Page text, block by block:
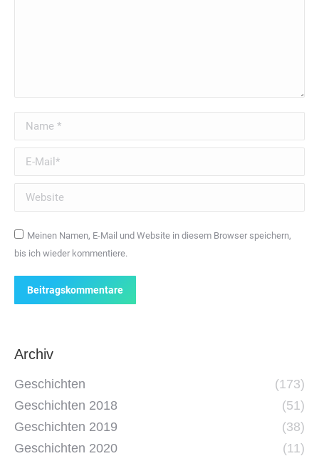
Name *
E-Mail *
Website
Meinen Namen, E-Mail und Website in diesem Browser speichern,
bis ich wieder kommentiere.
Beitragskommentare
Archiv
Geschichten
(173)
Geschichten 2018
(51)
Geschichten 2019
(38)
Geschichten 2020
(11)